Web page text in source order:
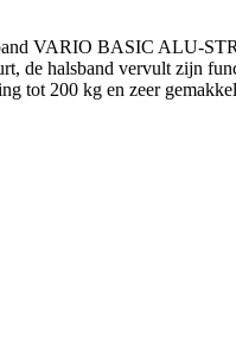
VARIO BASIC ALU-
de halsband vervult zijn
tot 200 kg en zeer